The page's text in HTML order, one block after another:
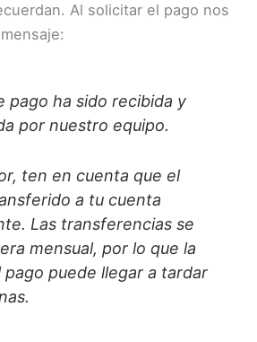
Al solicitar el pago nos
pago ha sido recibida y
por nuestro equipo.
ten en cuenta que el
a tu cuenta
Las transferencias se
mensual, por lo que la
puede llegar a tardar